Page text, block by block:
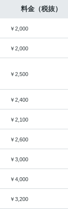
料金（税抜）
￥2,000
￥2,000
￥2,500
￥2,400
￥2,100
￥2,600
￥3,000
￥4,000
￥3,200